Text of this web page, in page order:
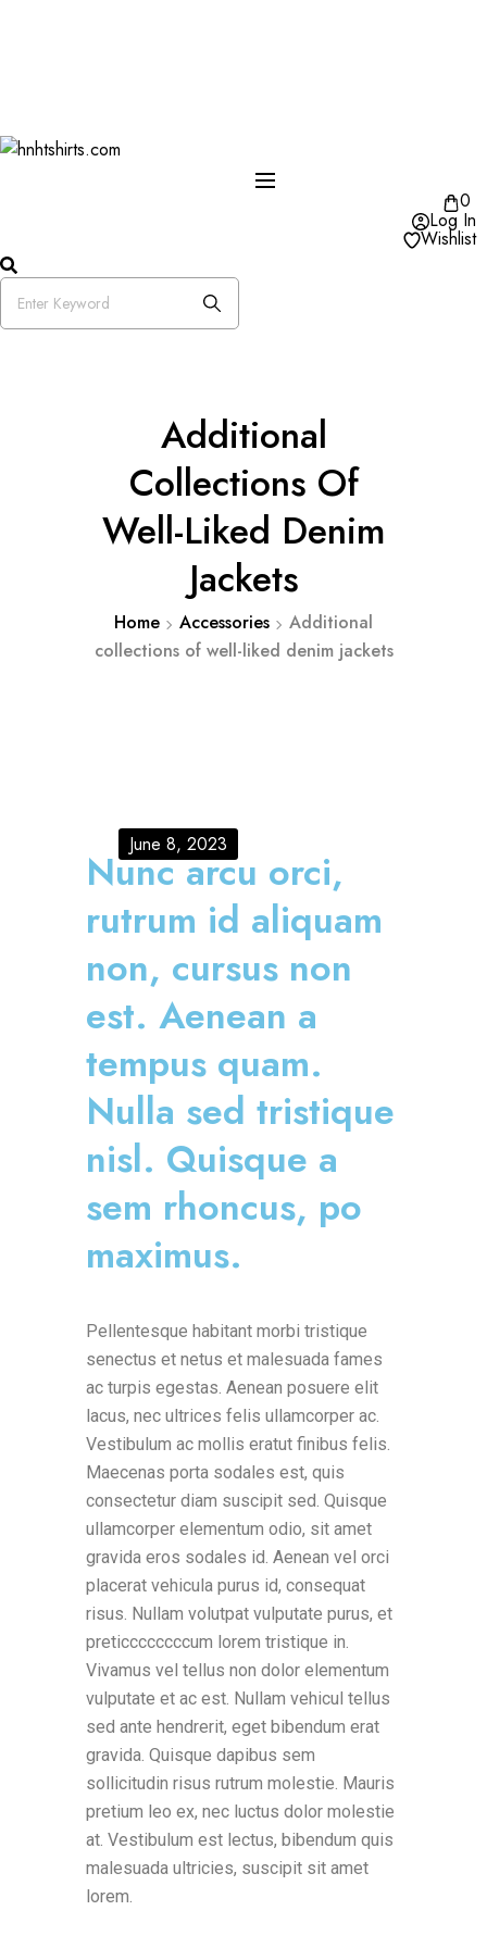
0
Log In
Wishlist
Additional
Collections Of
Well-Liked Denim
Jackets
Home Accessories
Additional
collections of well-liked denim jackets
June 8, 2023
Nunc arcu orci,
rutrum id aliquam
non, cursus non
est. Aenean a
tempus quam.
Nulla sed tristique
nisl. Quisque a
sem rhoncus, po
maximus.
Pellentesque habitant morbi tristique
senectus et netus et malesuada fames
ac turpis egestas. Aenean posuere elit
lacus, nec ultrices felis ullamcorper ac.
Vestibulum ac mollis eratut finibus felis.
Maecenas porta sodales est, quis
consectetur diam suscipit sed. Quisque
ullamcorper elementum odio, sit amet
gravida eros sodales id. Aenean vel orci
placerat vehicula purus id, consequat
risus. Nullam volutpat vulputate purus, et
preticcccccccum lorem tristique in.
Vivamus vel tellus non dolor elementum
vulputate et ac est. Nullam vehicul tellus
sed ante hendrerit, eget bibendum erat
gravida. Quisque dapibus sem
sollicitudin risus rutrum molestie. Mauris
pretium leo ex, nec luctus dolor molestie
at. Vestibulum est lectus, bibendum quis
malesuada ultricies, suscipit sit amet
lorem.